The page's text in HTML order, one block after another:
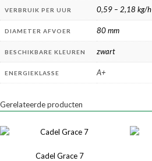
VERBRUIK PER UUR 0,59 – 2,18 kg/h
DIAMETER AFVOER 80 mm
BESCHIKBARE KLEUREN zwart
ENERGIEKLASSE A+
Gerelateerde producten
Cadel Grace 7